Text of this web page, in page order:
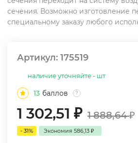
сечения. Возможно изготовление
специальному заказу любого
Артикул: 175519
наличие уточняйте - шт
13 баллов ?
1 302,51 ₽ 1 888,64₽
- 31% Экономия 586,13 ₽